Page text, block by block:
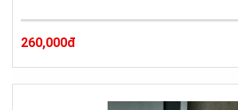
260,000đ